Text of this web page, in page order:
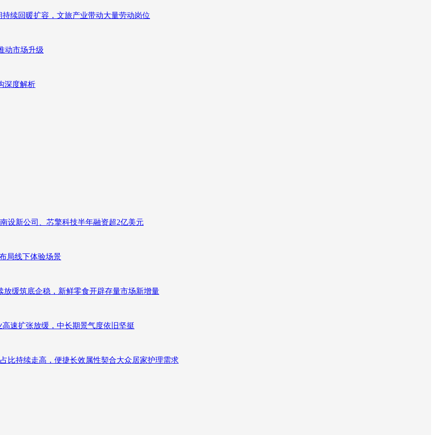
续回暖扩容，文旅产业带动大量劳动岗位
动市场升级
深度解析
设新公司、芯擎科技半年融资超2亿美元
局线下体验场景
缓筑底企稳，新鲜零食开辟存量市场新增量
速扩张放缓，中长期景气度依旧坚挺
比持续走高，便捷长效属性契合大众居家护理需求